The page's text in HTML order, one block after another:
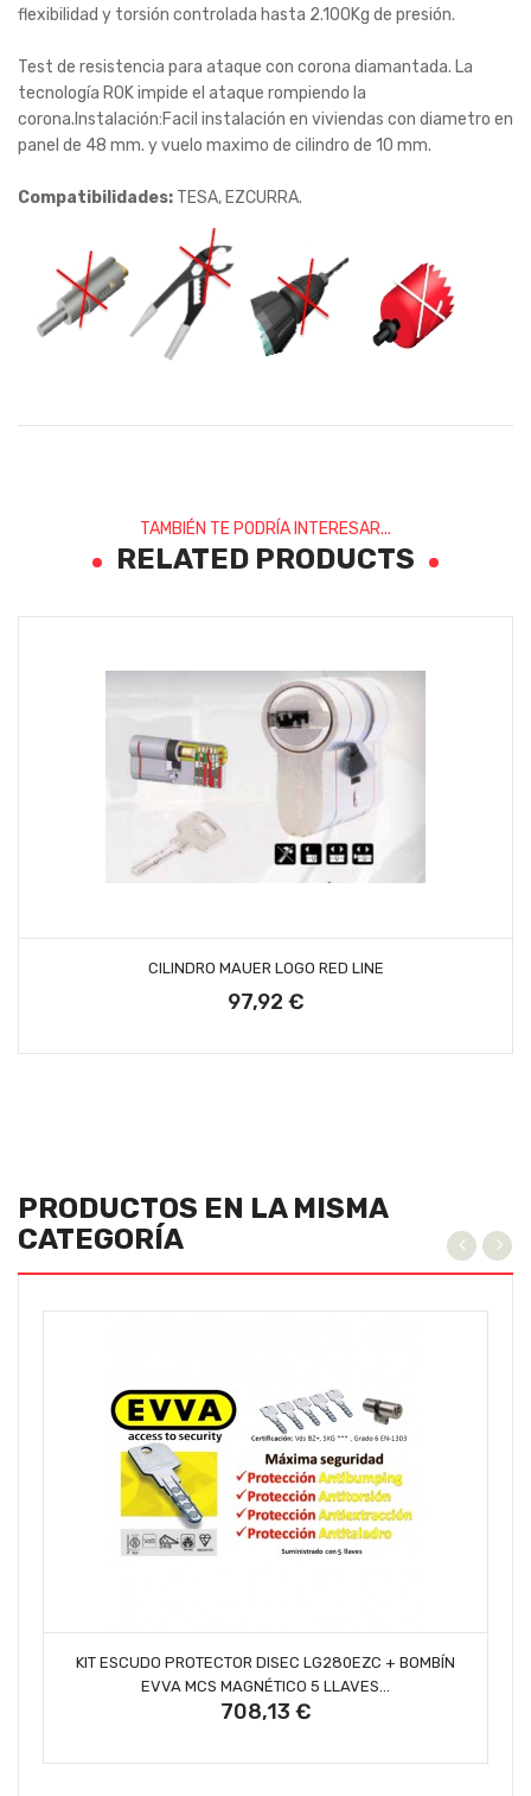
flexibilidad y torsión controlada hasta 2.100Kg de presión.
Test de resistencia para ataque con corona diamantada. La
tecnología ROK impide el ataque rompiendo la
corona.Instalación:Facil instalación en viviendas con diametro en
panel de 48 mm. y vuelo maximo de cilindro de 10 mm.
Compatibilidades: TESA, EZCURRA.
TAMBIÉN TE PODRÍA INTERESAR...
RELATED PRODUCTS
AÑADIR AL CARRITO
CILINDRO MAUER LOGO RED LINE
Precio
97,92 €
PRODUCTOS EN LA MISMA
CATEGORÍA
AÑADIR AL CARRITO
KIT ESCUDO PROTECTOR DISEC LG280EZC + BOMBÍN
EVVA MCS MAGNÉTICO 5 LLAVES...
708,13 €